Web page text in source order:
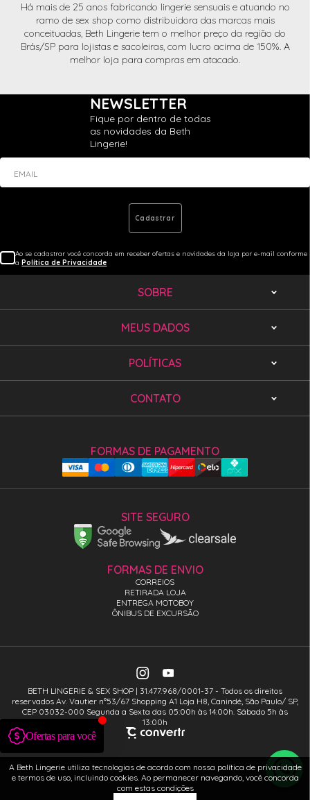
Há mais de 25 anos fabricando lingerie sensuais e atuando no
ramo de sex shop como distribuidora das marcas mais
conceituadas, Beth Lingerie tem o melhor preço da região do
Brás/SP para lojistas e sacoleiras, com lucro acima de 150%. A
melhor loja para compras em atacado.
NEWSLETTER
Fique por dentro de todas
as novidades da Beth
Lingerie!
EMAIL
Cadastrar
Ao se cadastrar você concorda em receber ofertas e novidades da loja por e-mail conforme
aPolítica de Privacidade
SOBRE
MEUS DADOS
POLÍTICAS
CONTATO
SITE SEGURO
FORMAS DE PAGAMENTO
FORMAS DE ENVIO
CORREIOS
RETIRADA LOJA
ENTREGA MOTOBOY
ÔNIBUS DE EXCURSÃO
BETH LINGERIE & SEX SHOP | 31.477.968/0001-37 - Todos os direitos
reservados Av. Vautier n°53/67 Shopping A1 Loja H8, Canindé, São Paulo/ SP,
CEP 03032-000 Segunda a Sexta das 05:00h às 14:00h. Sábado 5h às
13:00h
A Beth Lingerie utiliza tecnologias de acordo com nossa política de privacidade
e termos de uso, incluindo cookies. Ao permanecer navegando, você concorda
com estas condições